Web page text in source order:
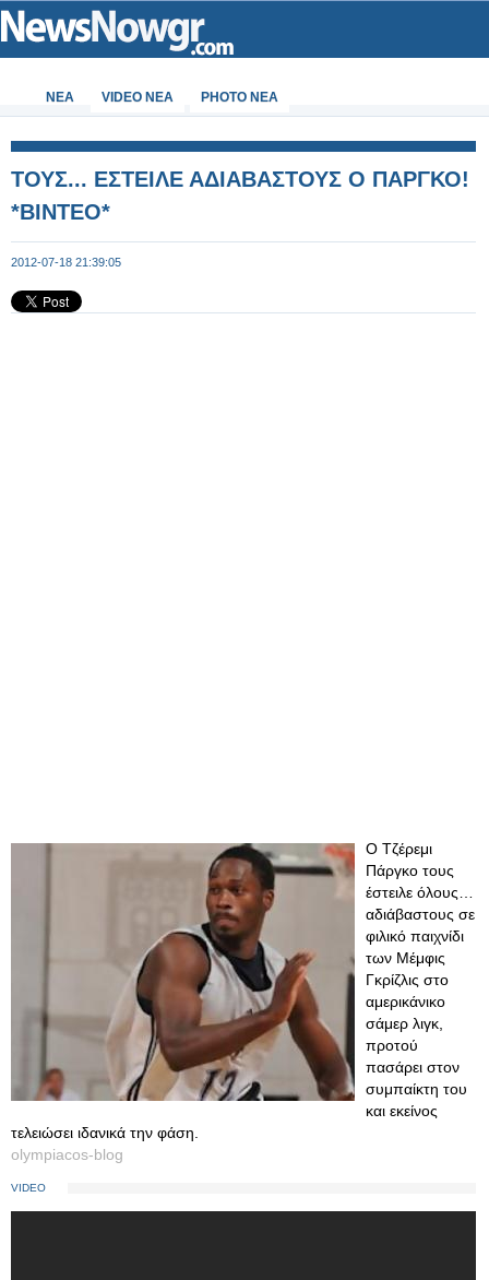
ΝΕΑ VIDEO NEA PHOTO NEA
ΤΟΥΣ... ΕΣΤΕΙΛΕ ΑΔΙΑΒΑΣΤΟΥΣ Ο ΠΑΡΓΚΟ!
*ΒΙΝΤΕΟ*
2012-07-18 21:39:05
Ο Τζέρεμι
Πάργκο τους
έστειλε όλους…
αδιάβαστους σε
φιλικό παιχνίδι
των Μέμφις
Γκρίζλις στο
αμερικάνικο
σάμερ λιγκ,
προτού
πασάρει στον
συμπαίκτη του
και εκείνος
τελειώσει ιδανικά την φάση.
olympiacos-blog
VIDEO